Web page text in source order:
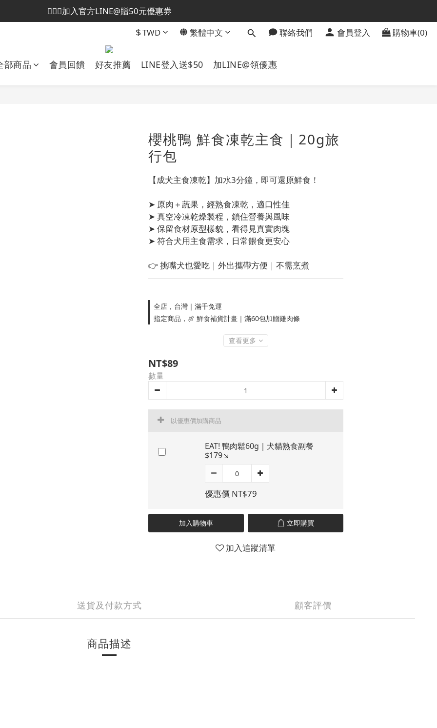
😎加入會員即贈50元購物金
💁🏻‍♀️加入官方LINE@贈50元優惠券
😎加入會員即贈50元購物金
$TWD 繁體中文 聯絡我們 會員登入 購物車(0)
部商品 會員回饋 好友推薦 LINE登入送$50 加LINE@領優惠
櫻桃鴨 鮮食凍乾主食｜20g旅
行包
【成犬主食凍乾】加水3分鐘，即可還原鮮食！
➤ 原肉＋蔬果，經熟食凍乾，適口性佳
➤ 真空冷凍乾燥製程，鎖住營養與風味
➤ 保留食材原型樣貌，看得見真實肉塊
➤ 符合犬用主食需求，日常餵食更安心
👉 挑嘴犬也愛吃｜外出攜帶方便｜不需烹煮
全店，台灣｜滿千免運
指定商品，🍖 鮮食補貨計畫｜滿60包加贈雞肉條
查看更多
NT$89
數量
以優惠價加購商品
EAT! 鴨肉鬆60g｜犬貓熟食副餐
$179↘︎
優惠價 NT$79
加入購物車 立即購買
加入追蹤清單
送貨及付款方式 顧客評價
商品描述